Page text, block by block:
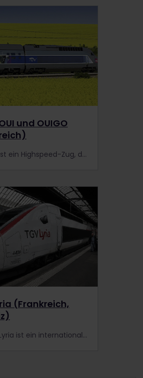
und OUIGO
Der TGV ist ein Highspeed-Zug, der durch gesamt Frankreich und über die Grenzen des Landes hinaus verkehrt. Mehr erfahren.
(Frankreich,
Der TGV Lyria ist ein internationaler Highspeed-Zug, der zwischen Frankreich und der Schweiz verkehrt. Mehr erfahren.